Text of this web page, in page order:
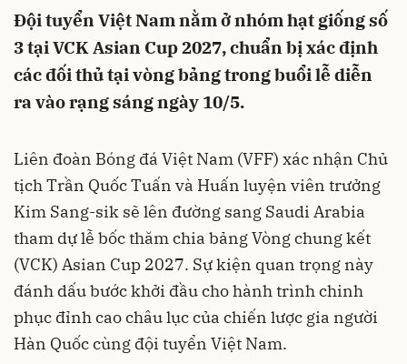
Đội tuyển Việt Nam nằm ở nhóm hạt giống số
3 tại VCK Asian Cup 2027, chuẩn bị xác định
các đối thủ tại vòng bảng trong buổi lễ diễn
ra vào rạng sáng ngày 10/5.
Liên đoàn Bóng đá Việt Nam (VFF) xác nhận Chủ
tịch Trần Quốc Tuấn và Huấn luyện viên trưởng
Kim Sang-sik sẽ lên đường sang Saudi Arabia
tham dự lễ bốc thăm chia bảng Vòng chung kết
(VCK) Asian Cup 2027. Sự kiện quan trọng này
đánh dấu bước khởi đầu cho hành trình chinh
phục đỉnh cao châu lục của chiến lược gia người
Hàn Quốc cùng đội tuyển Việt Nam.
Hủy Gửi